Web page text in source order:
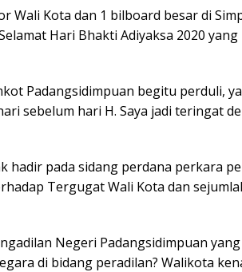
Wali Kota dan 1 bilboard besar di
Hari Bhakti Adiyaksa 2020 yang
Padangsidimpuan begitu perduli,
sebelum hari H. Saya jadi teringat
hadir pada sidang perdana perkara
Tergugat Wali Kota dan
Negeri Padangsidimpuan yang
di bidang peradilan? Walikota